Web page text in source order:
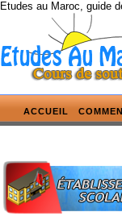
Etudes au Maroc, guide
ACCUEIL